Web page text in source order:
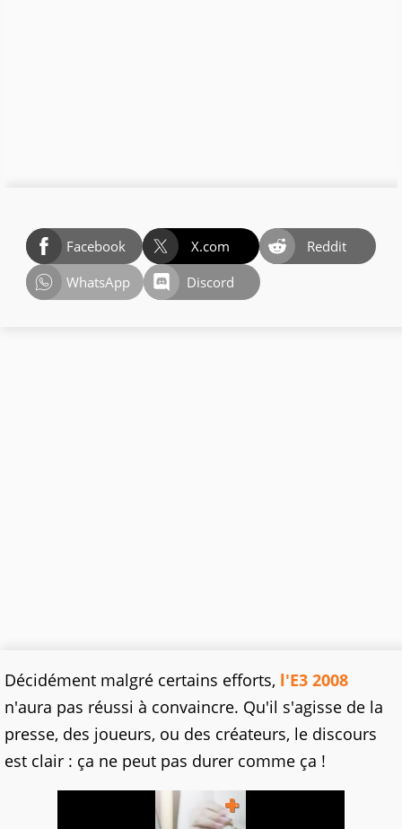
Facebook X.com
Reddit
WhatsApp
Discord
Décidément malgré certains efforts, l'E3 2008
n'aura pas réussi à convaincre. Qu'il s'agisse de la
presse, des joueurs, ou des créateurs, le discours
est clair : ça ne peut pas durer comme ça !